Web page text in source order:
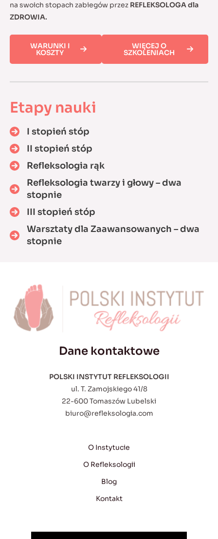
na swoich stopach zabiegów przez REFLEKSOLOGA dla
ZDROWIA.
WARUNKI I
KOSZTY
WIĘCEJ O
SZKOLENIACH
Etapy nauki
I stopień stóp
II stopień stóp
Refleksologia rąk
Refleksologia twarzy i głowy – dwa
stopnie
III stopień stóp
Warsztaty dla Zaawansowanych – dwa
stopnie
Dane kontaktowe
POLSKI INSTYTUT REFLEKSOLOGII
ul. T. Zamojskiego 41/8
22-600 Tomaszów Lubelski
biuro@refleksologia.com
O Instytucie
O Refleksologii
Blog
Kontakt